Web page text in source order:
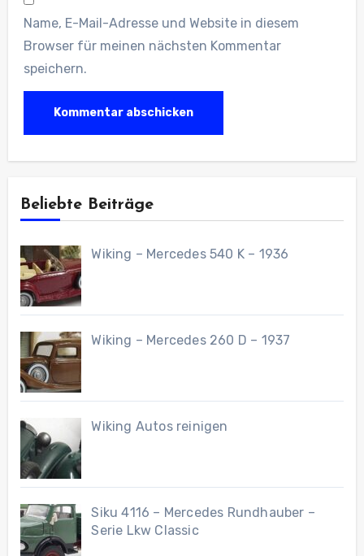
Name, E-Mail-Adresse und Website in diesem
Browser für meinen nächsten Kommentar
speichern.
Beliebte Beiträge
Wiking – Mercedes 540 K – 1936
Wiking – Mercedes 260 D – 1937
Wiking Autos reinigen
Siku 4116 – Mercedes Rundhauber –
Serie Lkw Classic